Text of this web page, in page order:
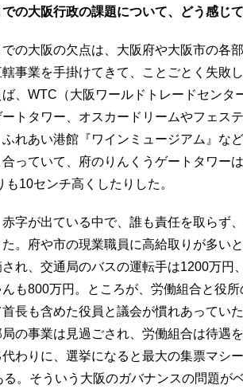
の大阪行政の課題について、どう感じて
の大阪の欠点は、大阪府や大阪市の各
事業を手掛けてきて、ことごとく失敗
、WTC（大阪ワールドトレードセンタ
ートタワー、オスカードリームやフェス
ふれあい港館『ワインミュージアム』な
合っていて、府のりんくうゲートタワー
も10センチ高くしたりした。
字が出ている中で、誰も責任を取らず
た。府や市の現業職員に高給取りが多い
れ、交通局のバスの運転手は1200万円
も800万円。ところが、労働組合と役所
長も含めた役員と議会が慣れあってい
の事業は見過ごされ、労働組合は待遇
わりに、選挙になると最大の集票マシ
る。そういう大阪のガバナンスの問題が